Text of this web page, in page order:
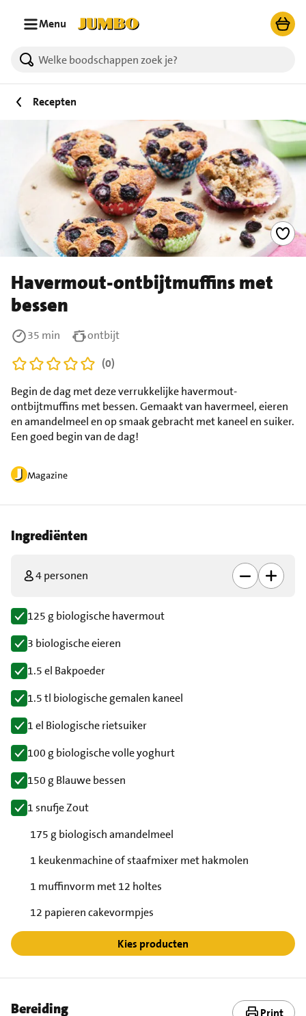
Menu
Recepten
Havermout-ontbijtmuffins met
bessen
Magazine
Begin de dag met deze verrukkelijke havermout-
ontbijtmuffins met bessen. Gemaakt van havermeel, eieren
en amandelmeel en op smaak gebracht met kaneel en suiker.
Een goed begin van de dag!
35 min
ontbijt
(0)
Ingrediënten
4 personen
125 g biologische havermout
3 biologische eieren
1.5 el Bakpoeder
1.5 tl biologische gemalen kaneel
1 el Biologische rietsuiker
100 g biologische volle yoghurt
150 g Blauwe bessen
1 snufje Zout
175 g biologisch amandelmeel
1 keukenmachine of staafmixer met hakmolen
1 muffinvorm met 12 holtes
12 papieren cakevormpjes
Kies producten
Bereiding Print